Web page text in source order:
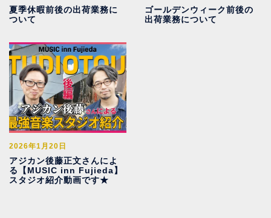
夏季休暇前後の出荷業務に
ついて
ゴールデンウィーク前後の
出荷業務について
2026年1月20日
アジカン後藤正文さんによ
る【MUSIC inn Fujieda】
スタジオ紹介動画です★